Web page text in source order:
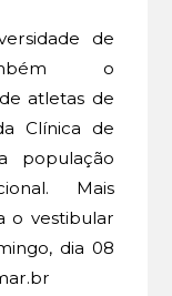
de
o
atletas de
Clínica de
população
Mais
o vestibular
dia 08